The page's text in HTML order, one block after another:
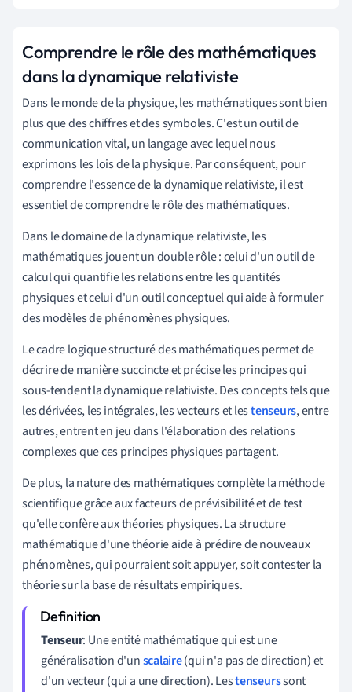
Comprendre le rôle des mathématiques
dans la dynamique relativiste
Dans le monde de la physique, les mathématiques sont bien
plus que des chiffres et des symboles. C'est un outil de
communication vital, un langage avec lequel nous
exprimons les lois de la physique. Par conséquent, pour
comprendre l'essence de la dynamique relativiste, il est
essentiel de comprendre le rôle des mathématiques.
Dans le domaine de la dynamique relativiste, les
mathématiques jouent un double rôle : celui d'un outil de
calcul qui quantifie les relations entre les quantités
physiques et celui d'un outil conceptuel qui aide à formuler
des modèles de phénomènes physiques.
Le cadre logique structuré des mathématiques permet de
décrire de manière succincte et précise les principes qui
sous-tendent la dynamique relativiste. Des concepts tels que
les dérivées, les intégrales, les vecteurs et lestenseurs, entre
autres, entrent en jeu dans l'élaboration des relations
complexes que ces principes physiques partagent.
De plus, la nature des mathématiques complète la méthode
scientifique grâce aux facteurs de prévisibilité et de test
qu'elle confère aux théories physiques. La structure
mathématique d'une théorie aide à prédire de nouveaux
phénomènes, qui pourraient soit appuyer, soit contester la
théorie sur la base de résultats empiriques.
Tenseur: Une entité mathématique qui est une
généralisation d'unscalaire(qui n'a pas de direction) et
d'un vecteur (qui a une direction). Lestenseurssont